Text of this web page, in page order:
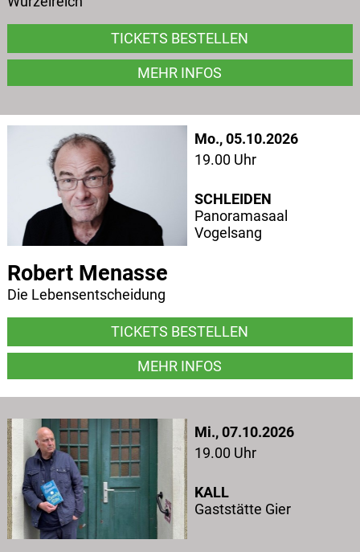
TICKETS BESTELLEN
MEHR INFOS
Mo., 05.10.2026
19.00 Uhr
Robert Menasse
Die Lebensentscheidung
TICKETS BESTELLEN
MEHR INFOS
SCHLEIDEN
Panoramasaal
Vogelsang
Mi., 07.10.2026
19.00 Uhr
KALL
Gaststätte Gier